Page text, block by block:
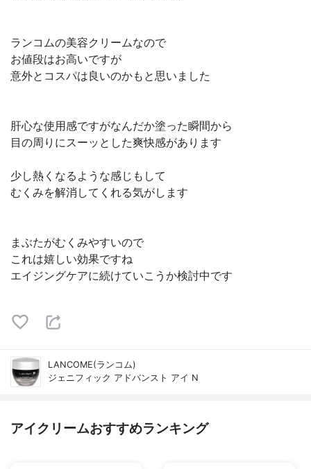
ランコムの美容クリームなので
お値段はお高いですが
意外とコスパは良いのかもと思いました
肝心な使用感ですがなんだか塗った瞬間から
目の周りにスーッとした爽快感があります
少し熱くなるような感じもして
むくみを解消してくれる気がします
まぶたがむくみやすいので
これは嬉しい効果ですね
エイジングケアに続けていこうか検討中です
LANCOME(ランコム)
ジェニフィック アドバンスト アイ N
アイクリームおすすめランキング